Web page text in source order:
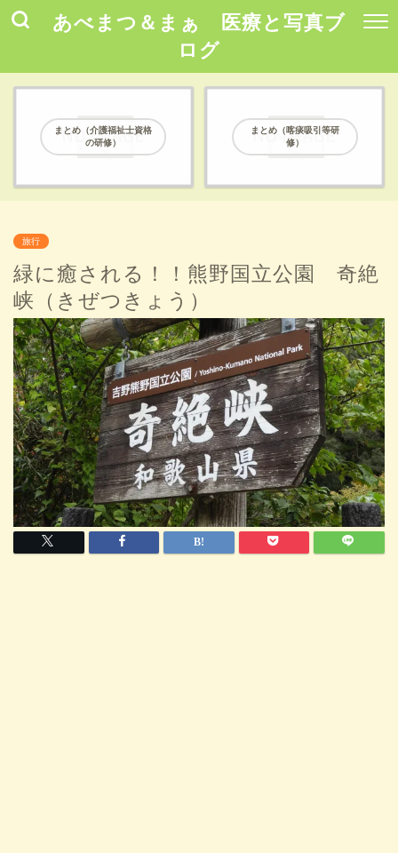
あべまつ＆まぁ 医療と写真ブ
ログ
まとめ（介護福祉士資格
の研修）
まとめ（喀痰吸引等研
修）
旅行
緑に癒される！！熊野国立公園 奇絶
峡（きぜつきょう）